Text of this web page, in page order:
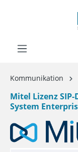
Kommunikation
Mitel Lizenz
System